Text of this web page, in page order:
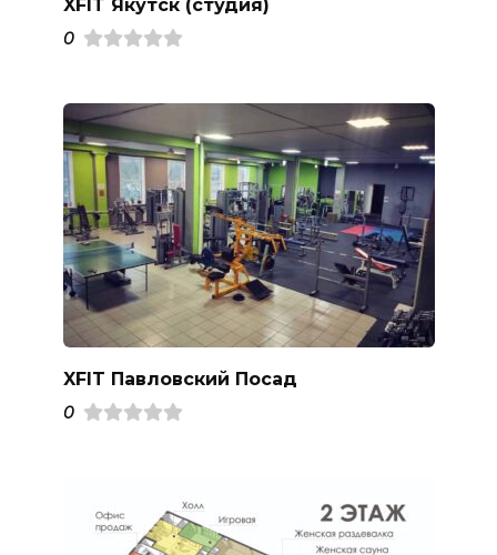
XFIT Якутск (студия)
0
XFIT Павловский Посад
0